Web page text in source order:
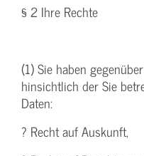
§ 2 Ihre Rechte
(1) Sie haben
hinsichtlich der Sie
Daten:
? Recht auf Auskunft,